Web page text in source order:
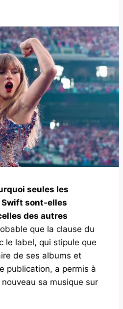
seules les
Swift sont-elles
des autres
que la clause du
le label, qui stipule que
de ses albums et
publication, a permis à
sa musique sur